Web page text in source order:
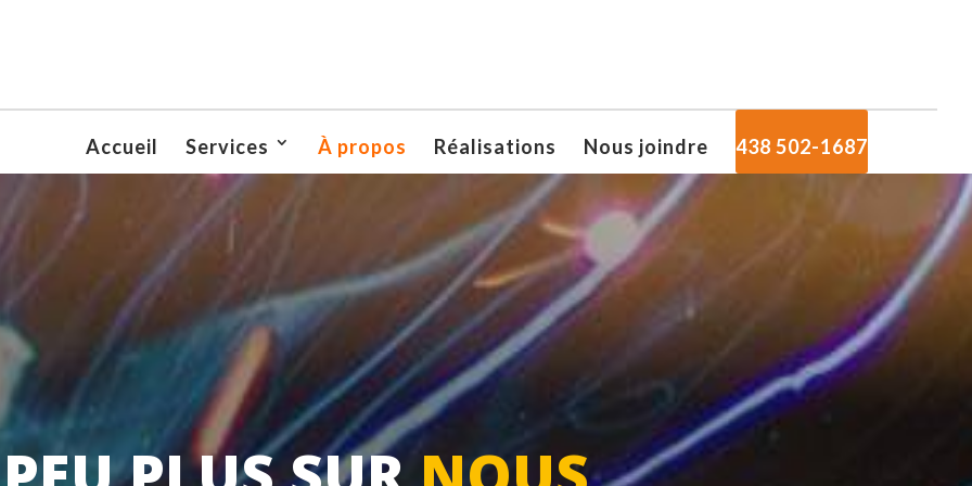
Accueil Services À propos Réalisations Nous joindre 438 502-1687